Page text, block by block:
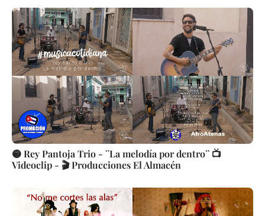
🟡 Rey Pantoja Trio - ¨La melodía por dentro¨ 📺
Videoclip - 🎬 Producciones El Almacén